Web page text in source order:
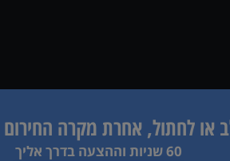
או לחתול, אחרתמקרה
60 שניות וההצעה בדרך אליך